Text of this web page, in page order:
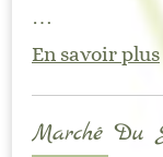
…
En savoir plus
Marché Du